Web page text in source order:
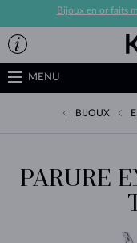
Bijoux en or faits
MENU
BIJOUX
PARURE